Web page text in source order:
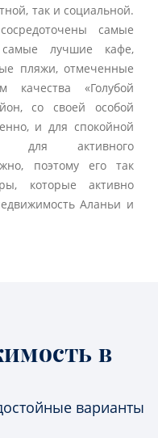
так и социальной.
самые
лучшие кафе,
пляжи, отмеченные
качества «Голубой
со своей особой
и для спокойной
для активного
поэтому его так
которые активно
Аланьи и
в
варианты